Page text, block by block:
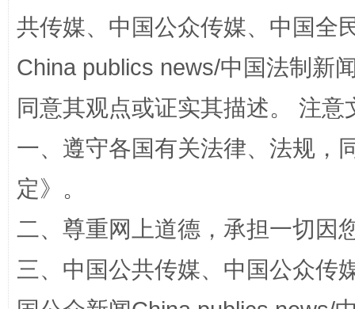
共传媒、中国公众传媒、中国全
China publics news/中国法制新
同意其观点或证实其描述。 注
一、遵守各国有关法律、法规，
定》。
二、尊重网上道德，承担一切因
三、中国公共传媒、中国公众传